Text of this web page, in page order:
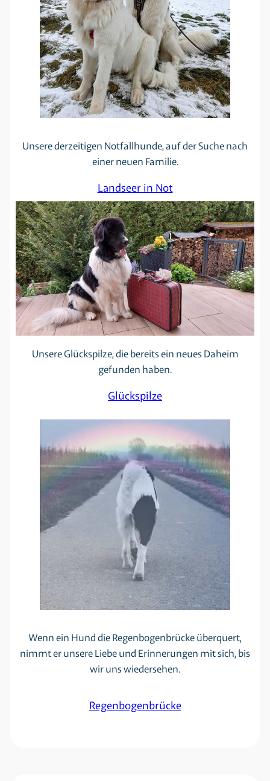
Unsere derzeitigen Notfallhunde, auf der Suche nach
einer neuen Familie.
Landseer in Not
Unsere Glückspilze, die bereits ein neues Daheim
gefunden haben.
Glückspilze
Wenn ein Hund die Regenbogenbrücke überquert,
nimmt er unsere Liebe und Erinnerungen mit sich, bis
wir uns wiedersehen.
Regenbogenbrücke